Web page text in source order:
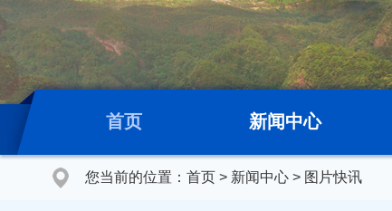
首页 新闻中心
您当前的位置： 首页 > 新闻中心 > 图片快讯